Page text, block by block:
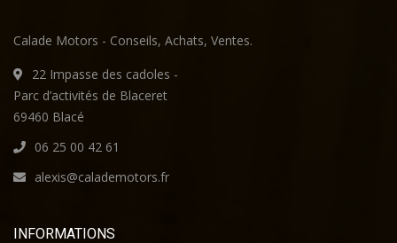
Calade Motors - Conseils, Achats, Ventes.
22 Impasse des cadoles -
Parc d’activités de Blaceret
69460 Blacé
06 25 00 42 61
alexis@calademotors.fr
INFORMATIONS